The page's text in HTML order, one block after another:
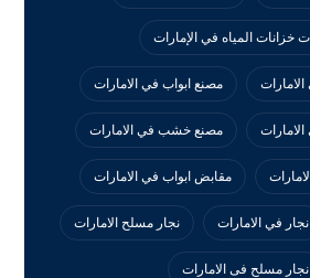
خزانات المياه في الإمارات
مصنع ابواب في الامارات
مصنع خشب في الامارات
مقابض ابواب في الامارات
نجار في الامارات نجار مسلح الامارات
نجار مسلح فى الامارات